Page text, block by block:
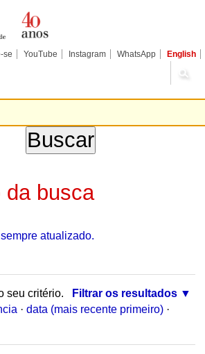
se YouTube Instagram WhatsApp English
da busca
atualizado.
seu critério.
Filtrar os resultados
· data (mais recente primeiro) ·